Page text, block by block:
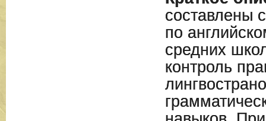
составлены
по
средних
контроль